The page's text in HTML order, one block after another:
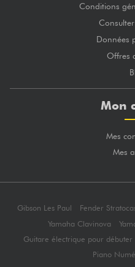
Conditions
Données
Offres
Mon
Mes
Mes
Gibson Les Paul Fender
Yamaha Clavinova
Guitare électrique pour débuter
Piano